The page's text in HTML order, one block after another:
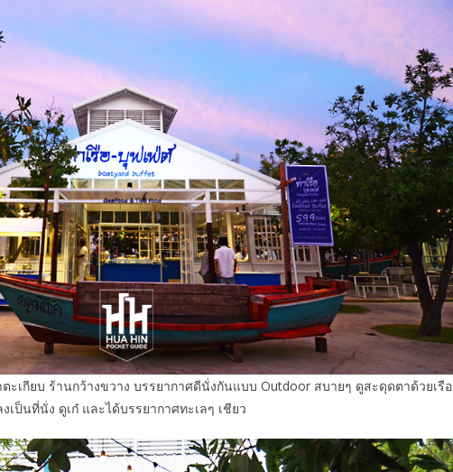
ะเกียบ ร้านกว้างขวาง บรรยากาศดีนั่งกันแบบ Outdoor สบายๆ ดูสะดุดตาด้วยเรือ
ป็นที่นั่ง ดูเก๋ และได้บรรยากาศทะเลๆ เชียว